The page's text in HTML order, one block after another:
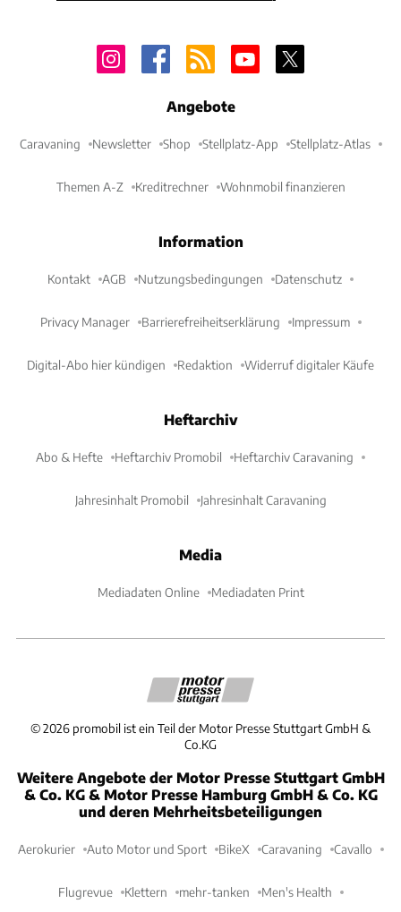
Angebote
Caravaning Newsletter Shop Stellplatz-App Stellplatz-Atlas
Themen A-Z Kreditrechner Wohnmobil finanzieren
Information
Kontakt AGB Nutzungsbedingungen Datenschutz
Privacy Manager Barrierefreiheitserklärung Impressum
Digital-Abo hier kündigen Redaktion Widerruf digitaler Käufe
Heftarchiv
Abo & Hefte Heftarchiv Promobil Heftarchiv Caravaning
Jahresinhalt Promobil Jahresinhalt Caravaning
Media
Mediadaten Online Mediadaten Print
©2026 promobil ist ein Teil der Motor Presse Stuttgart GmbH &
Co.KG
Weitere Angebote der Motor Presse Stuttgart GmbH
& Co. KG & Motor Presse Hamburg GmbH & Co. KG
und deren Mehrheitsbeteiligungen
Aerokurier Auto Motor und Sport BikeX Caravaning Cavallo
Flugrevue Klettern mehr-tanken Men's Health